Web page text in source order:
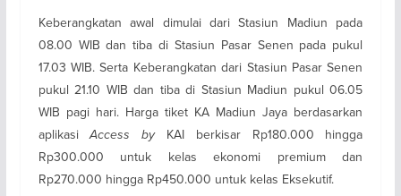
Keberangkatan awal dimulai dari Stasiun Madiun pada
08.00 WIB dan tiba di Stasiun Pasar Senen pada pukul
17.03 WIB. Serta Keberangkatan dari Stasiun Pasar Senen
pukul 21.10 WIB dan tiba di Stasiun Madiun pukul 06.05
WIB pagi hari. Harga tiket KA Madiun Jaya berdasarkan
aplikasiAccess byKAI berkisar Rp180.000 hingga
Rp300.000 untuk kelas ekonomi premium dan
Rp270.000 hingga Rp450.000 untuk kelas Eksekutif.